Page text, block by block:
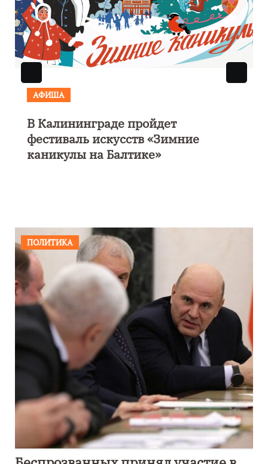
АФИША
В Калининграде пройдет
фестиваль искусств «Зимние
каникулы на Балтике»
ПОЛИТИКА